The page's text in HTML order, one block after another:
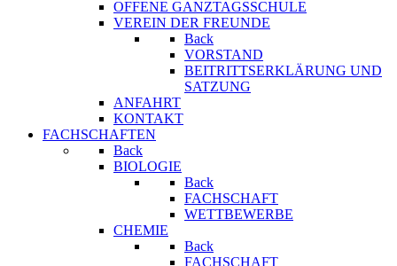
OFFENE GANZTAGSSCHULE
VEREIN DER FREUNDE
Back
VORSTAND
BEITRITTSERKLÄRUNG UND
SATZUNG
ANFAHRT
KONTAKT
FACHSCHAFTEN
Back
BIOLOGIE
Back
FACHSCHAFT
WETTBEWERBE
CHEMIE
Back
FACHSCHAFT